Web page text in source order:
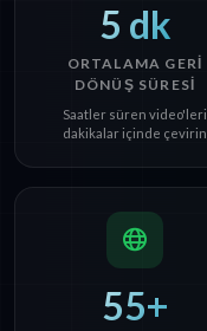
5 dk
ORTALAMA GERI
DÖNÜŞ SÜRESI
Saatler süren video'leri
dakikalar içinde çevirin
55+